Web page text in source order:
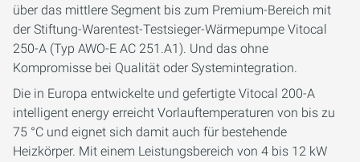
über das mittlere Segment bis zum Premium-Bereich mit
der Stiftung-Warentest-Testsieger-Wärmepumpe Vitocal
250-A (Typ AWO-E AC 251.A1). Und das ohne
Kompromisse bei Qualität oder Systemintegration.
Die in Europa entwickelte und gefertigte Vitocal 200-A
intelligent energy erreicht Vorlauftemperaturen von bis zu
75 °C und eignet sich damit auch für bestehende
Heizkörper. Mit einem Leistungsbereich von 4 bis 12 kW